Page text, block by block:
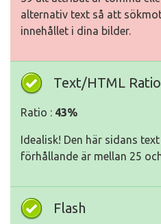
alternativ text så att
innehållet i dina bilder.
Text/HTML Ratio
Ratio : 43%
Idealisk! Den här sidans
förhållande är mellan 25
Flash